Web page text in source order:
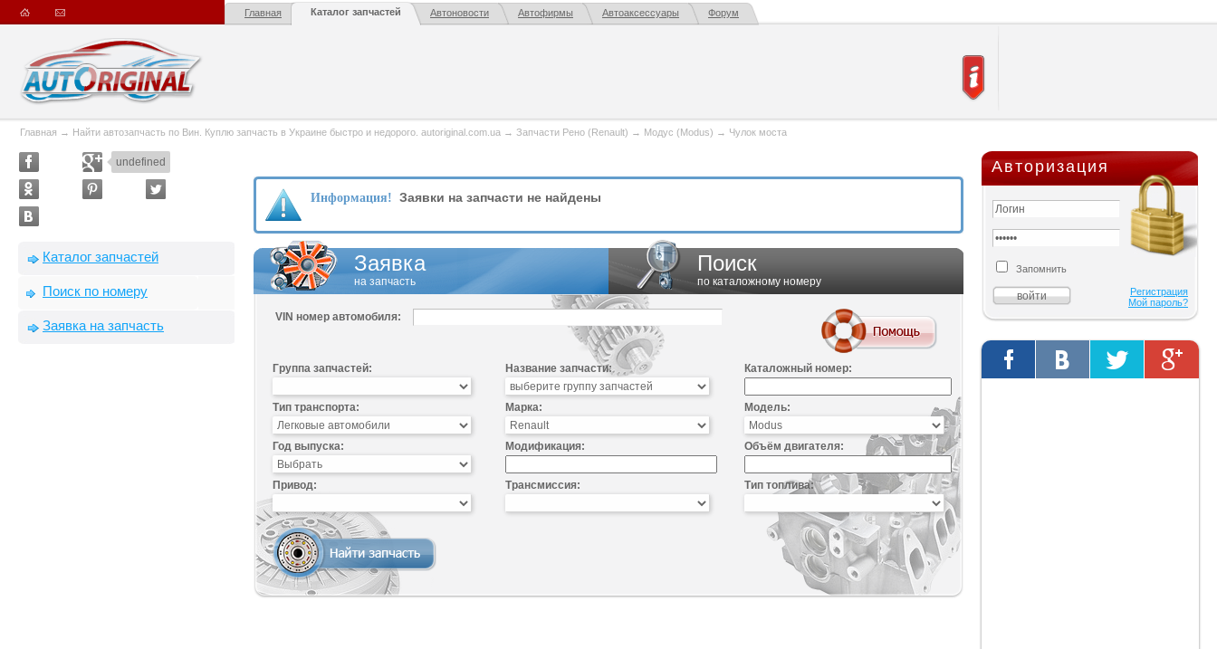
Главная Каталог запчастей Автоновости Автофирмы Автоаксессуары Форум
Главная → Найти автозапчасть по Вин. Куплю запчасть в Украине быстро и недорого. autoriginal.com.ua → Запчасти Рено (Renault) → Модус (Modus) → Чулок моста
undefined
Каталог запчастей
Поиск по номеру
Заявка на запчасть
Информация! Заявки на запчасти не найдены
Заявка
на запчасть
Поиск
по каталожному номеру
VIN номер автомобиля:
Группа запчастей: Название запчасти: Каталожный номер:
Тип транспорта: Марка: Модель:
Год выпуска: Модификация: Объём двигателя:
Привод: Трансмиссия: Тип топлива:
Авторизация
Запомнить
Регистрация
Мой пароль?